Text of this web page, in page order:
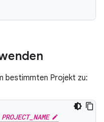
bestimmten Projekt zu: